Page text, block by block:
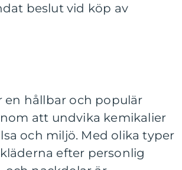
beslut vid köp av
en hållbar och populär
att undvika kemikalier
och miljö. Med olika typer
efter personlig